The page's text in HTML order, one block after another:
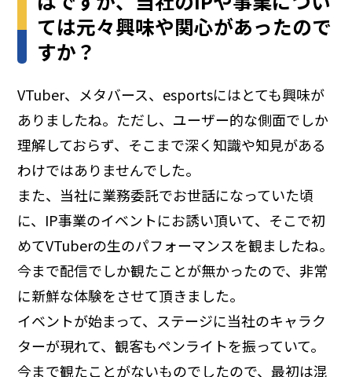
ては元々興味や関心があったので
すか？
VTuber、メタバース、esportsにはとても興味が
ありましたね。ただし、ユーザー的な側面でしか
理解しておらず、そこまで深く知識や知見がある
わけではありませんでした。
また、当社に業務委託でお世話になっていた頃
に、IP事業のイベントにお誘い頂いて、そこで初
めてVTuberの生のパフォーマンスを観ましたね。
今まで配信でしか観たことが無かったので、非常
に新鮮な体験をさせて頂きました。
イベントが始まって、ステージに当社のキャラク
ターが現れて、観客もペンライトを振っていて。
今まで観たことがないものでしたので、最初は混